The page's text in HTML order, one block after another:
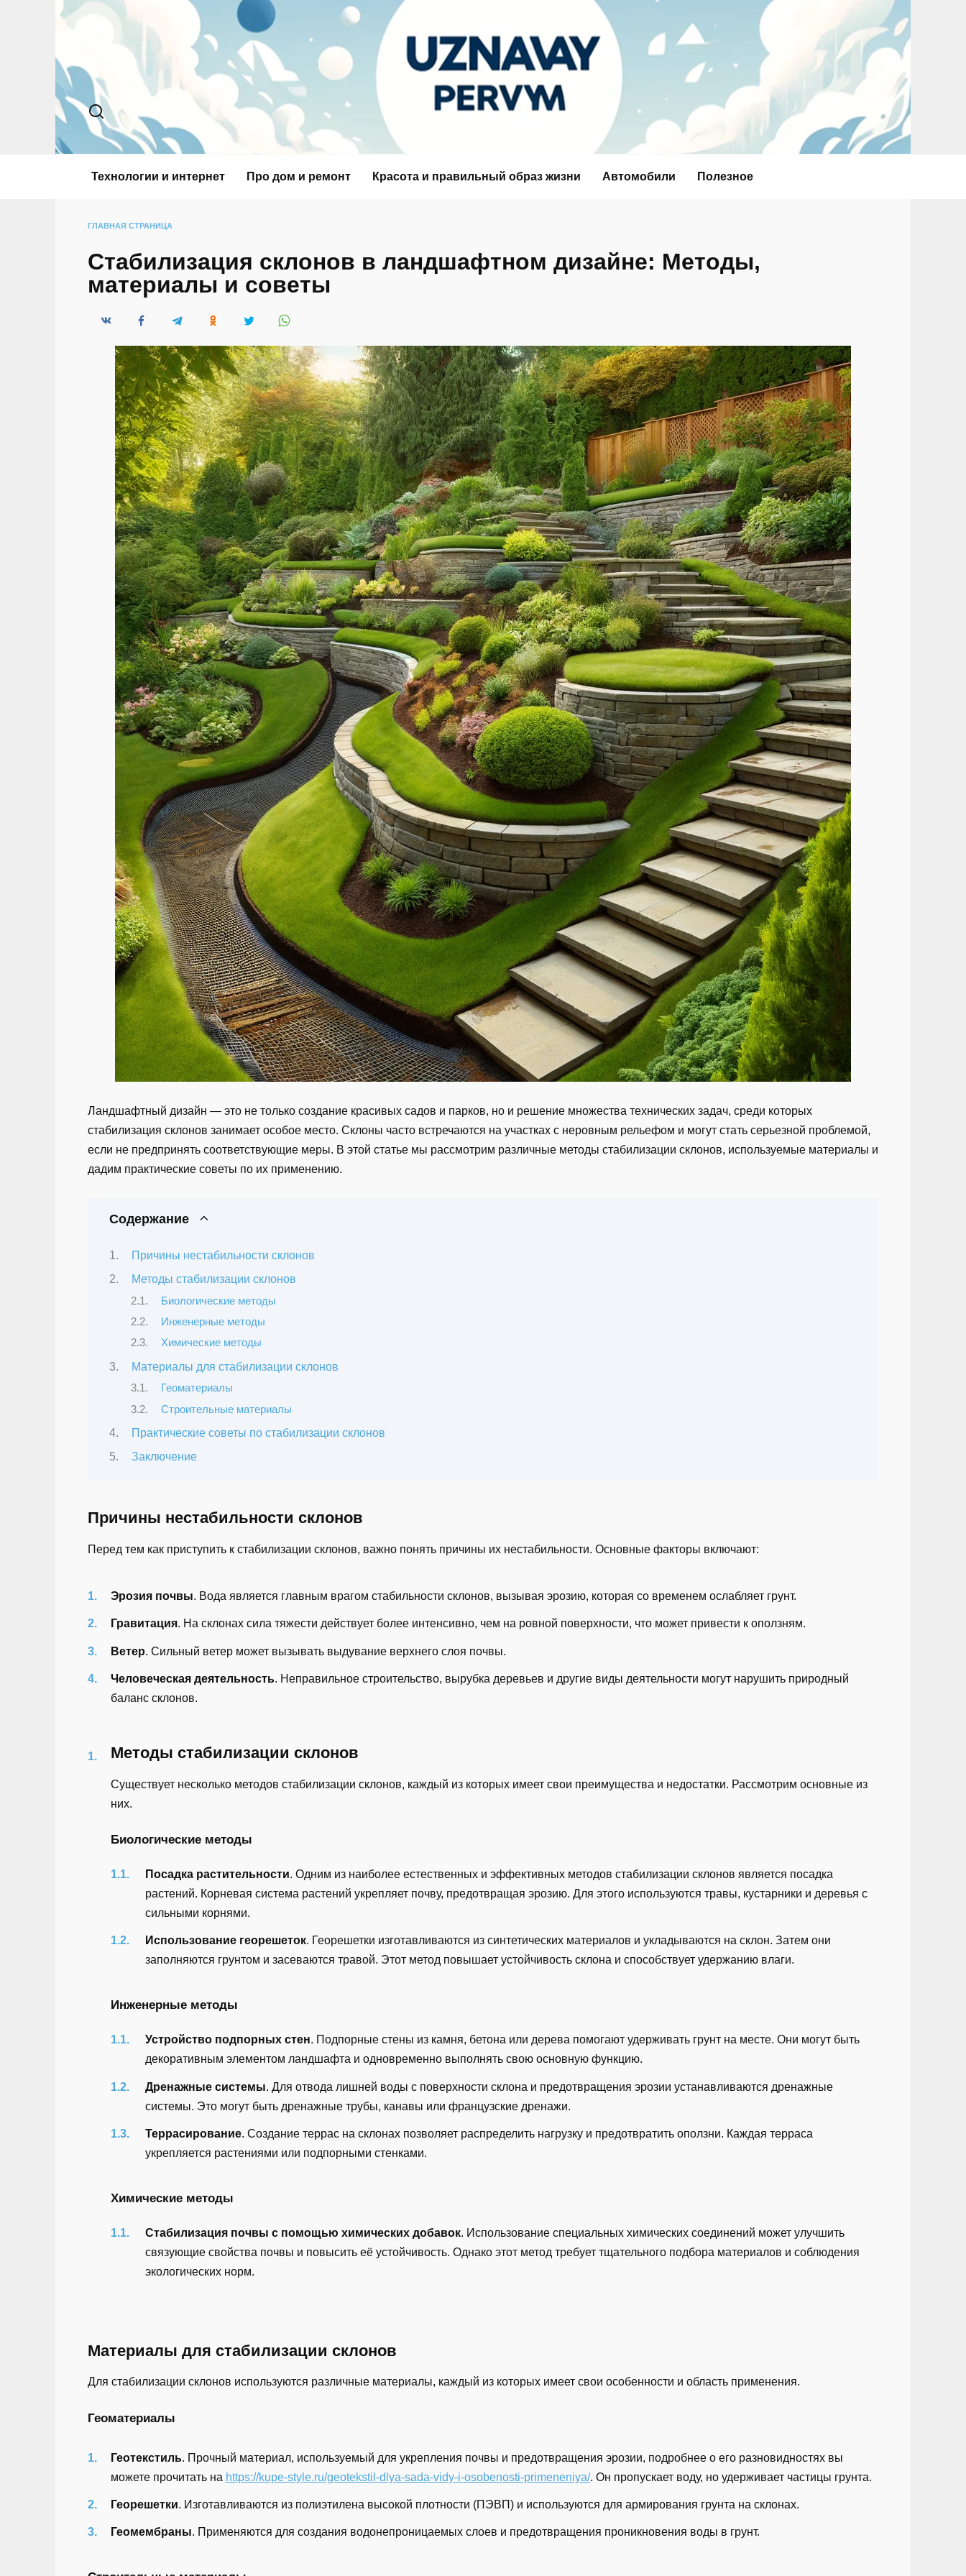
Технологии и интернет Про дом и ремонт Красота и правильный образ жизни Автомобили Полезное
ГЛАВНАЯ СТРАНИЦА
Стабилизация склонов в ландшафтном дизайне: Методы,
материалы и советы
Ландшафтный дизайн — это не только создание красивых садов и парков, но и решение множества технических задач, среди которых
стабилизация склонов занимает особое место. Склоны часто встречаются на участках с неровным рельефом и могут стать серьезной проблемой,
если не предпринять соответствующие меры. В этой статье мы рассмотрим различные методы стабилизации склонов, используемые материалы и
дадим практические советы по их применению.
Содержание
Причины нестабильности склонов
Методы стабилизации склонов
Биологические методы
Инженерные методы
Химические методы
Материалы для стабилизации склонов
Геоматериалы
Строительные материалы
Практические советы по стабилизации склонов
Заключение
Причины нестабильности склонов
Перед тем как приступить к стабилизации склонов, важно понять причины их нестабильности. Основные факторы включают:
Эрозия почвы. Вода является главным врагом стабильности склонов, вызывая эрозию, которая со временем ослабляет грунт.
Гравитация. На склонах сила тяжести действует более интенсивно, чем на ровной поверхности, что может привести к оползням.
Ветер. Сильный ветер может вызывать выдувание верхнего слоя почвы.
Человеческая деятельность. Неправильное строительство, вырубка деревьев и другие виды деятельности могут нарушить природный
баланс склонов.
Методы стабилизации склонов
Существует несколько методов стабилизации склонов, каждый из которых имеет свои преимущества и недостатки. Рассмотрим основные из
них.
Биологические методы
Посадка растительности. Одним из наиболее естественных и эффективных методов стабилизации склонов является посадка
растений. Корневая система растений укрепляет почву, предотвращая эрозию. Для этого используются травы, кустарники и деревья с
сильными корнями.
Использование георешеток. Георешетки изготавливаются из синтетических материалов и укладываются на склон. Затем они
заполняются грунтом и засеваются травой. Этот метод повышает устойчивость склона и способствует удержанию влаги.
Инженерные методы
Устройство подпорных стен. Подпорные стены из камня, бетона или дерева помогают удерживать грунт на месте. Они могут быть
декоративным элементом ландшафта и одновременно выполнять свою основную функцию.
Дренажные системы. Для отвода лишней воды с поверхности склона и предотвращения эрозии устанавливаются дренажные
системы. Это могут быть дренажные трубы, канавы или французские дренажи.
Террасирование. Создание террас на склонах позволяет распределить нагрузку и предотвратить оползни. Каждая терраса
укрепляется растениями или подпорными стенками.
Химические методы
Стабилизация почвы с помощью химических добавок. Использование специальных химических соединений может улучшить
связующие свойства почвы и повысить её устойчивость. Однако этот метод требует тщательного подбора материалов и соблюдения
экологических норм.
Материалы для стабилизации склонов
Для стабилизации склонов используются различные материалы, каждый из которых имеет свои особенности и область применения.
Геоматериалы
Геотекстиль. Прочный материал, используемый для укрепления почвы и предотвращения эрозии, подробнее о его разновидностях вы
можете прочитать на https://kupe-style.ru/geotekstil-dlya-sada-vidy-i-osobenosti-primeneniya/. Он пропускает воду, но удерживает частицы грунта.
Георешетки. Изготавливаются из полиэтилена высокой плотности (ПЭВП) и используются для армирования грунта на склонах.
Геомембраны. Применяются для создания водонепроницаемых слоев и предотвращения проникновения воды в грунт.